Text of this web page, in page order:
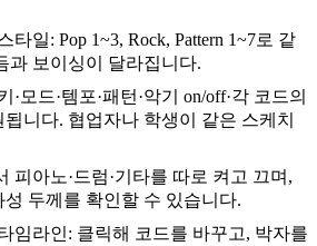
타일: Pop 1~3, Rock, Pattern 1~7로 같
과 보이싱이 달라집니다.
·모드·템포·패턴·악기 on/off·각 코드의
니다. 협업자나 학생이 같은 스케치
피아노·드럼·기타를 따로 켜고 끄며,
두께를 확인할 수 있습니다.
임라인: 클릭해 코드를 바꾸고, 박자를